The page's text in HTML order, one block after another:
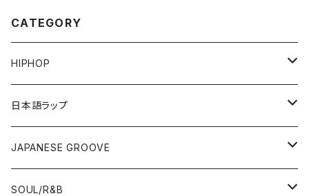
CATEGORY
HIPHOP
12"/7"
80'S OLD SCHOOL
EARLY 90'S MIDDLE〜NEW SCHOOL
LP
80'S OLD SCHOOL
日本語ラップ
12"/7"
80'S OLD SCHOOL〜EARLY 90'S
LP
JAPANESE GROOVE
LP
SOUL/R&B